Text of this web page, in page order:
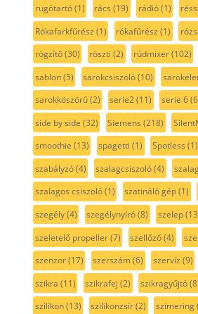
rugótartó(1) rács (19) rádió(1)
Rókafarkfűrész (1) rókafűrész (1)
rögzítő(30) röszti (2) rúdmixer(102)
sablon(5) sarokcsiszoló(10)
sarokköszörű(2) serie2(11) serie 6
side by side (32) Siemens (218)
smoothie (13) spagetti (1) Spotless (1)
szabályzó(4) szalagcsiszoló(4)
szalagos csiszoló(1) szatináló gép(1)
szegély(4) szegélynyíró(8) szelep
szeletelő propeller(7) szellőző(4)
szenzor(17) szerszám(6) szervíz (9)
szikra (11) szikrafej (2) szikragyűjtó
szilikon(13) szilikonzsír(2) szimering